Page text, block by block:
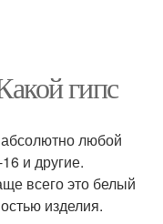
гипс
любой
и другие.
всего это белый
изделия.